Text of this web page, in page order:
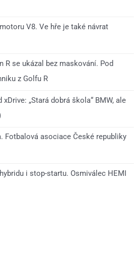
V8. Ve hře je také návrat
R se ukázal bez maskování. Pod
z Golfu R
„Stará dobrá škola“ BMW, ale
Fotbalová asociace České republiky
i stop-startu. Osmiválec HEMI